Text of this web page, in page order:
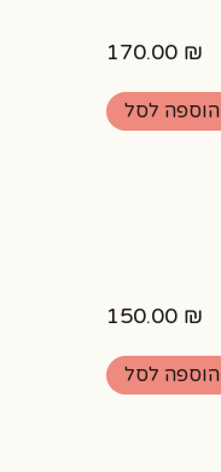
170.00 ₪
הוספה לסל
150.00 ₪
הוספה לסל